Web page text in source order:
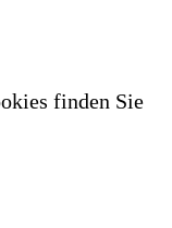
finden Sie